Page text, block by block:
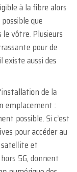
à la fibre alors
que
le vôtre. Plusieurs
pour de
aussi des
de la
emplacement :
possible. Si c’est
pour accéder au
et
5G, donnent